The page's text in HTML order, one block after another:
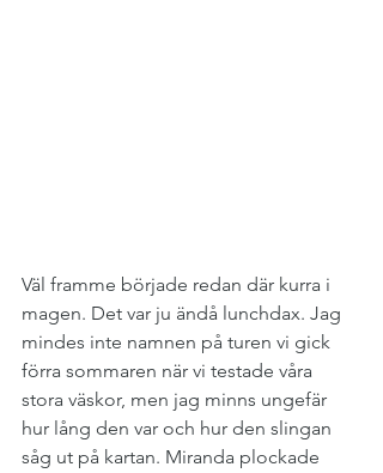
Väl framme började redan där kurra i
magen. Det var ju ändå lunchdax. Jag
mindes inte namnen på turen vi gick
förra sommaren när vi testade våra
stora väskor, men jag minns ungefär
hur lång den var och hur den slingan
såg ut på kartan. Miranda plockade